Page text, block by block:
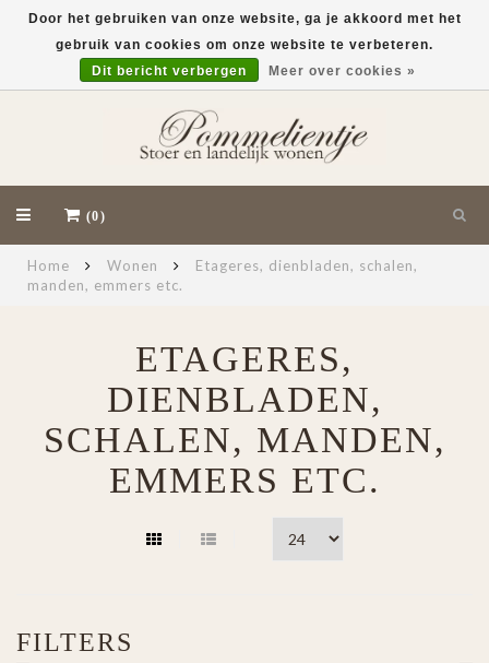
(0)
Home Wonen
Etageres, dienbladen, schalen,
manden, emmers etc.
ETAGERES,
DIENBLADEN,
SCHALEN, MANDEN,
EMMERS ETC.
FILTERS
Door het gebruiken van onze website, ga je akkoord met het
gebruik van cookies om onze website te verbeteren.
Dit bericht verbergen
Meer over cookies »